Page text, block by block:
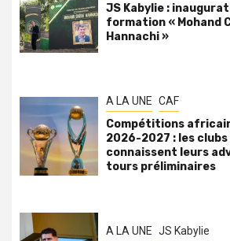
JS Kabylie :
formation « Mohand
Hannachi »
A LA UNE CAF
Compétitions
2026-2027 : les
connaissent leurs
tours préliminaires
A LA UNE JS Kabylie